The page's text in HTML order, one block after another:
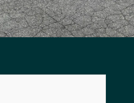
選出企業特別対談
SDGsの先駆者